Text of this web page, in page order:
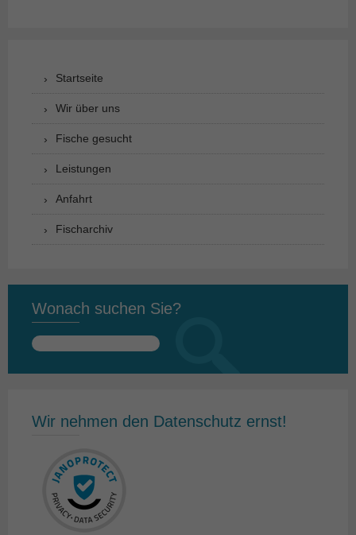
Startseite
Wir über uns
Fische gesucht
Leistungen
Anfahrt
Fischarchiv
Wonach suchen Sie?
Suchen
Wir nehmen den Datenschutz ernst!